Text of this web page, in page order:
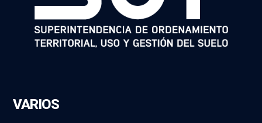
VARIOS